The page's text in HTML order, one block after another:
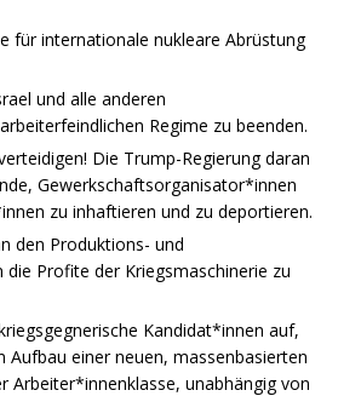
für internationale nukleare Abrüstung
und alle anderen
Regime zu beenden.
Die Trump-Regierung daran
Gewerkschaftsorganisator*innen
zu inhaftieren und zu deportieren.
den Produktions- und
Profite der Kriegsmaschinerie zu
Kandidat*innen auf,
Aufbau einer neuen, massenbasierten
Arbeiter*innenklasse, unabhängig von